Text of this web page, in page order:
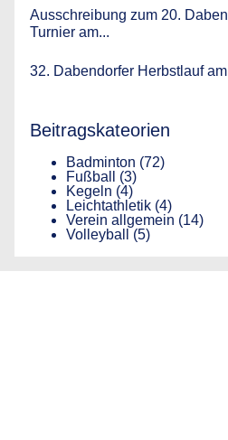
Ausschreibung zum 20.
Turnier am...
32. Dabendorfer Herbstlauf
Beitragskateorien
Badminton (72)
Fußball
(3)
Kegeln (4)
Leichtathletik(4)
Verein allgemein (14)
Volleyball
(5)